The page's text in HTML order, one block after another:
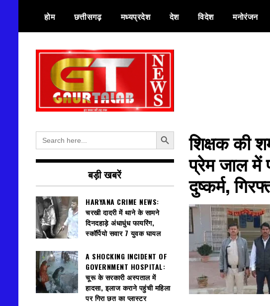
content
होम छत्तीसगढ़ मध्यप्रदेश देश विदेश मनोरंजन
गौरतलब न्यूज
शिक्षक की
प्रेम जाल में
दुष्कर्म,
Search
for:
Search Button
बड़ी खबरें
HARYANA CRIME NEWS:
चरखी दादरी में थाने के सामने
दिनदहाड़े अंधाधुंध फायरिंग,
स्कॉर्पियो सवार 7 युवक घायल
A SHOCKING INCIDENT OF
GOVERNMENT HOSPITAL:
चूरू के सरकारी अस्पताल में
हादसा, इलाज कराने पहुंची महिला
पर गिरा छत का प्लास्टर